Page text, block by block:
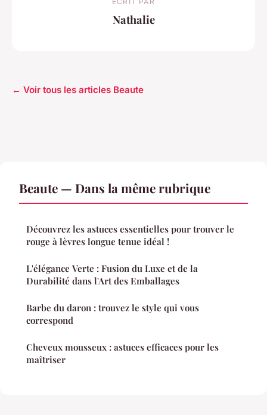
Nathalie
← Voir tous les articles Beaute
Beaute — Dans la même rubrique
Découvrez les astuces essentielles pour trouver le
rouge à lèvres longue tenue idéal !
L'élégance Verte : Fusion du Luxe et de la
Durabilité dans l'Art des Emballages
Barbe du daron : trouvez le style qui vous
correspond
Cheveux mousseux : astuces efficaces pour les
maîtriser